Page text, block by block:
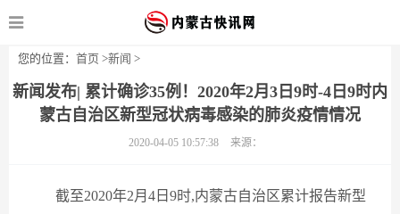
您的位置： 首页 >新闻 >
新闻发布| 累计确诊35例！2020年2月3日9时-4日9时内
蒙古自治区新型冠状病毒感染的肺炎疫情情况
2020-04-05 10:57:38 来源：
截至2020年2月4日9时,内蒙古自治区累计报告新型